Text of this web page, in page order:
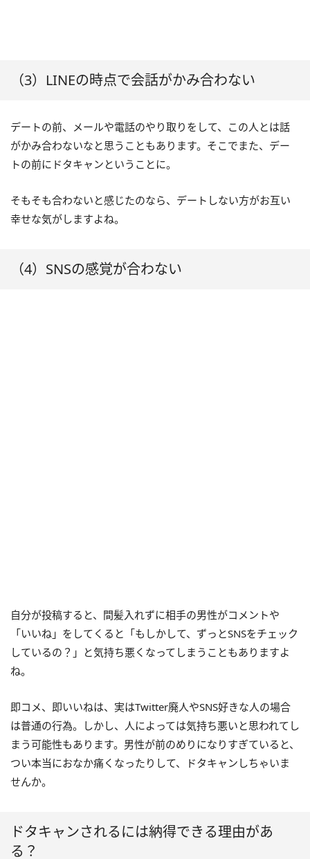
（3）LINEの時点で会話がかみ合わない
デートの前、メールや電話のやり取りをして、この人とは話
がかみ合わないなと思うこともあります。そこでまた、デー
トの前にドタキャンということに。
そもそも合わないと感じたのなら、デートしない方がお互い
幸せな気がしますよね。
（4）SNSの感覚が合わない
自分が投稿すると、間髪入れずに相手の男性がコメントや
「いいね」をしてくると「もしかして、ずっとSNSをチェック
しているの？」と気持ち悪くなってしまうこともありますよ
ね。
即コメ、即いいねは、実はTwitter廃人やSNS好きな人の場合
は普通の行為。しかし、人によっては気持ち悪いと思われてし
まう可能性もあります。男性が前のめりになりすぎていると、
つい本当におなか痛くなったりして、ドタキャンしちゃいま
せんか。
ドタキャンされるには納得できる理由があ
る？